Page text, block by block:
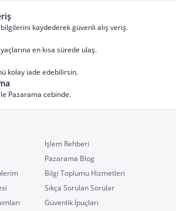
kaydederek güvenli alış veriş.
en kısa sürede ulaş.
kolay iade edebilirsin.
Pazarama cebinde.
İşlem Rehberi
Pazarama Blog
Bilgi Toplumu Hizmetleri
Sıkça Sorulan Sorular
Güvenlik İpuçları